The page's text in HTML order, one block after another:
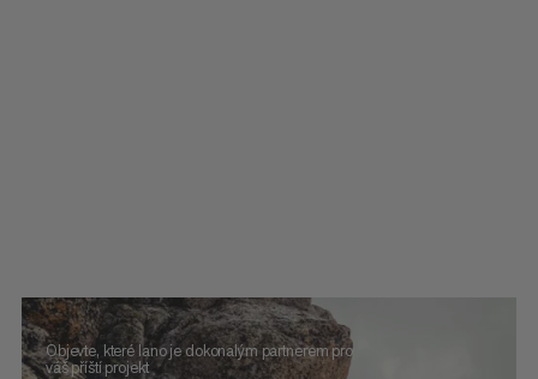
Objevte, které lano je dokonalým partnerem pro
váš příští projekt